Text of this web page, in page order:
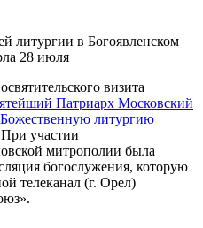
визита
Патриарх Московский
литургию
участии
митрополии была
богослужения, которую
телеканал (г. Орел)